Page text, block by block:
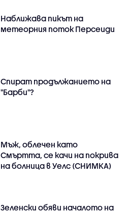
Наближава пикът на
метеорния поток Персеиди
Спират продължанието на
"Барби"?
Мъж, облечен като
Смъртта, се качи на покрива
на болница в Уелс (СНИМКА)
Зеленски обяви началото на